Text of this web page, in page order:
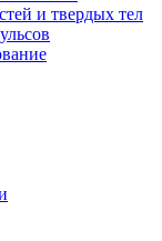
и твердых тел